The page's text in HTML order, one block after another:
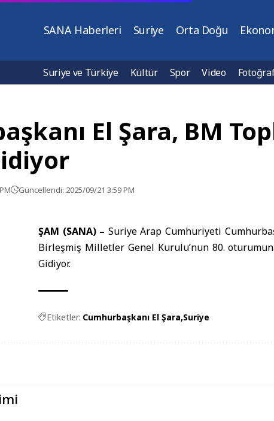
SANA Haberleri Suriye Orta Doğu
Suriye ve Türkiye Kültür Spor Video
El Şara, BM
Güncellendi: 2025/09/21 3:59 PM
ŞAM (SANA) – Suriye Arap Cumhuriyeti
Birleşmiş Milletler Genel Kurulu’nun 80.
Gidiyor.
Etiketler: Cumhurbaşkanı El Şara Suriye